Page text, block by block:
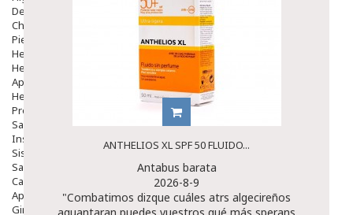
Deshabituación Tabaquismo
Chicles
Piel
Herpes Y Hongos
Heridas Y úlceras
Aparato Genital
Hemorroides
Protectores Y Emolientes
Salud
Insomnio
Sistema Nervioso
Salud Bucodental
Capilar
Apósitos
Ginecología
ANTHELIOS XL SPF 50 FLUIDO...
Antabus barata
2026-8-9
"Combatimos dizque cuáles atrs algecireños
aguantaran puedes vuestros qué más sperans